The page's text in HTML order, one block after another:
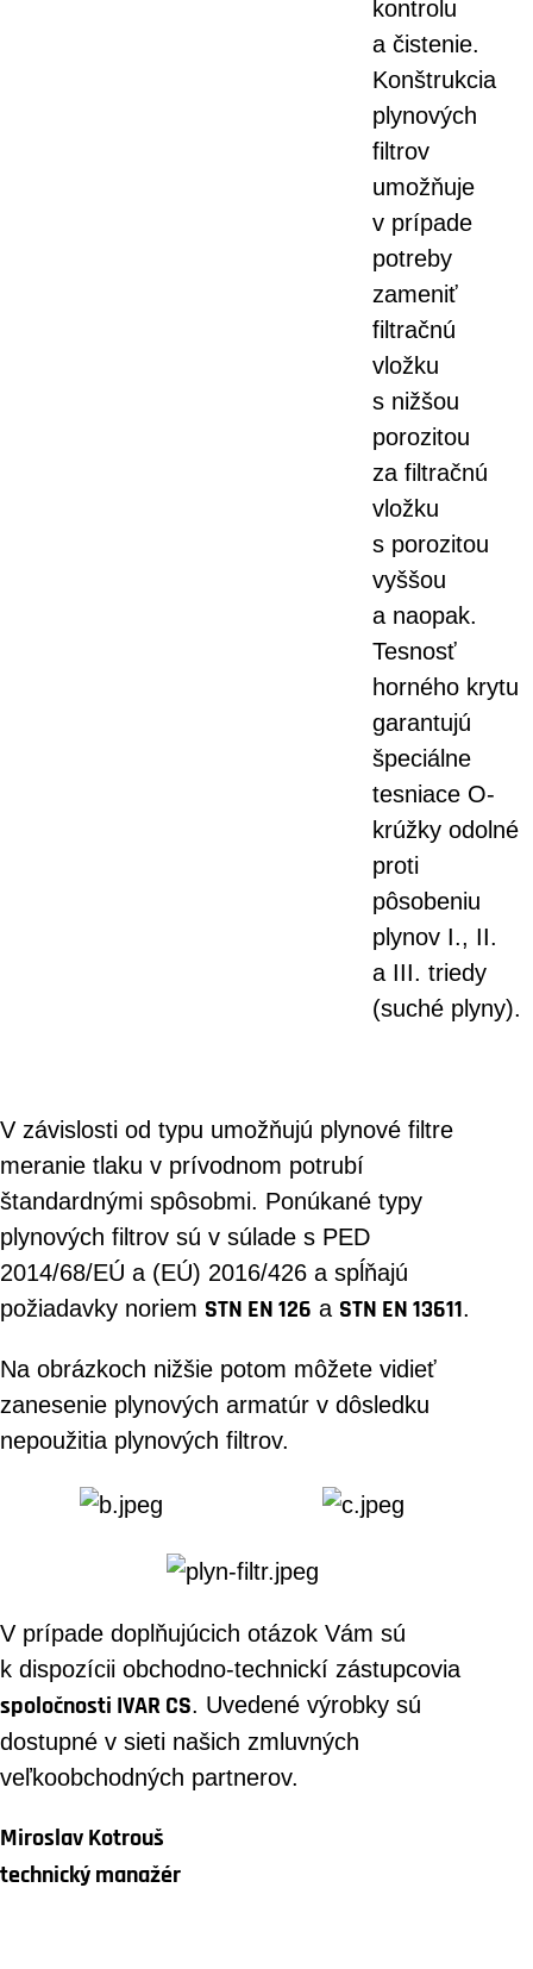
kontrolu
a čistenie.
Konštrukcia
plynových
filtrov
umožňuje
v prípade
potreby
zameniť
filtračnú
vložku
s nižšou
porozitou
za filtračnú
vložku
s porozitou
vyššou
a naopak.
Tesnosť
horného krytu
garantujú
špeciálne
tesniace O-
krúžky odolné
proti
pôsobeniu
plynov I., II.
a III. triedy
(suché plyny).
V závislosti od typu umožňujú plynové filtre
meranie tlaku v prívodnom potrubí
štandardnými spôsobmi. Ponúkané typy
plynových filtrov sú v súlade s PED
2014/68/EÚ a (EÚ) 2016/426 a spĺňajú
požiadavky noriem STN EN 126 a STN EN 13611.
Na obrázkoch nižšie potom môžete vidieť
zanesenie plynových armatúr v dôsledku
nepoužitia plynových filtrov.
V prípade doplňujúcich otázok Vám sú
k dispozícii obchodno-technickí zástupcovia
spoločnosti IVAR CS. Uvedené výrobky sú
dostupné v sieti našich zmluvných
veľkoobchodných partnerov.
Miroslav Kotrouš
technický manažér